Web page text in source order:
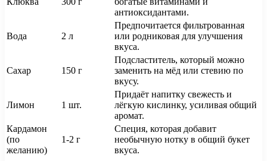
антиоксидантами.
Вода 2 л
Предпочитается фильтрованная
или родниковая для улучшения
вкуса.
Сахар 150 г
Подсластитель, который можно
заменить на мёд или стевию по
вкусу.
Лимон 1 шт.
Придаёт напитку свежесть и
лёгкую кислинку, усиливая общий
аромат.
Кардамон
(по
желанию)
1-2 г
Специя, которая добавит
необычную нотку в общий букет
вкуса.